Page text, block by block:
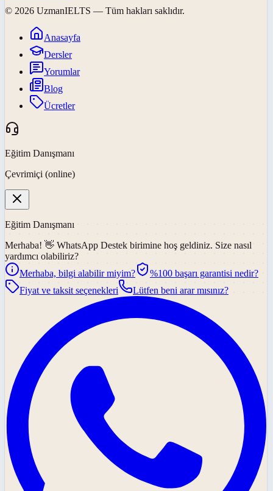
© 2026 UzmanIELTS — Tüm hakları saklıdır.
Anasayfa
Dersler
Yorumlar
Blog
Ücretler
Eğitim Danışmanı
Çevrimiçi (online)
Eğitim Danışmanı
Merhaba! 👋 WhatsApp Destek birimine hoş geldiniz. Size nasıl
yardımcı olabiliriz?
Merhaba, bilgi alabilir miyim?
%100 başarı garantisi nedir?
Fiyat ve taksit seçenekleri
Lütfen beni arar mısınız?